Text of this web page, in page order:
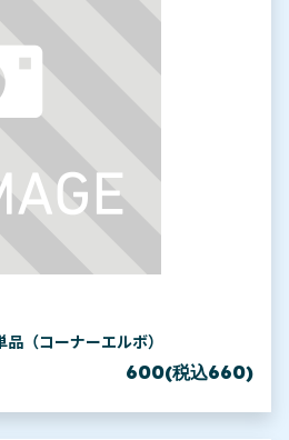
（コーナーエルボ）
600(税込660)